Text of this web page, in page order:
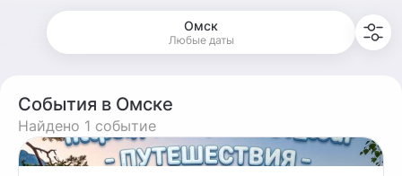
Омск
Любые даты
События в Омске
Найдено 1 событие